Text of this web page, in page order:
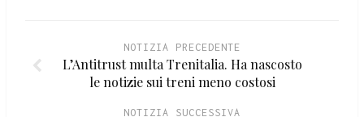
NOTIZIA PRECEDENTE
L’Antitrust multa Trenitalia. Ha nascosto
le notizie sui treni meno costosi
NOTIZIA SUCCESSIVA